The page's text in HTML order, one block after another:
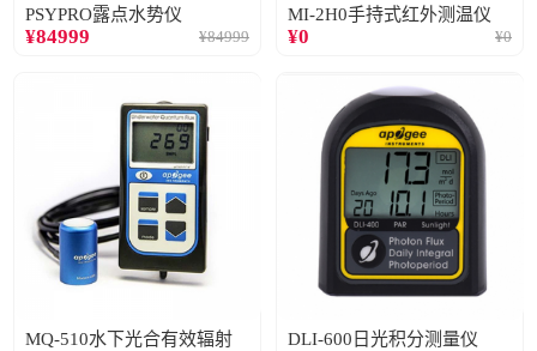
PSYPRO露点水势仪
¥84999 ¥84999
MI-2H0手持式红外测温仪
¥0 ¥0
MQ-510水下光合有效辐射
DLI-600日光积分测量仪